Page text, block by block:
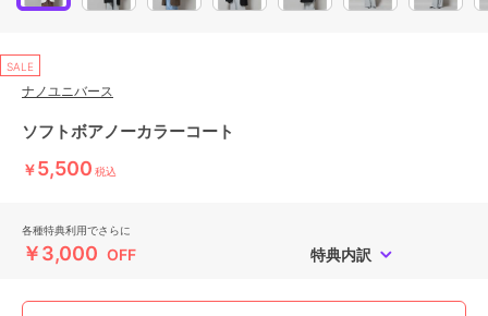
SALE
ナノユニバース
ソフトボアノーカラーコート
￥5,500 税込
各種特典利用でさらに
￥3,000 OFF 特典内訳